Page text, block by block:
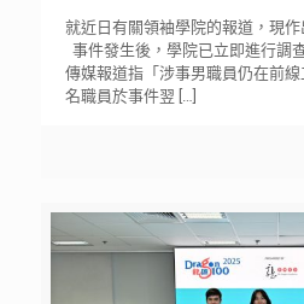
就近日有關領袖學院的報道，現
事件發生後，學院已立即進行調
傳媒報道指「涉事男職員仍在前
名職員於事件翌 […]